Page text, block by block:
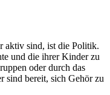
aktiv sind, ist die Politik.
und die ihrer Kinder zu
oder durch das
sind bereit, sich Gehör zu